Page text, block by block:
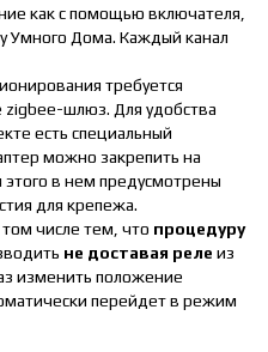
как с помощью включателя,
Умного Дома. Каждый канал
требуется
zigbee-шлюз. Для удобства
есть специальный
можно закрепить на
в нем предусмотрены
для крепежа.
числе тем, что процедуру
не доставая реле из
изменить положение
перейдет в режим